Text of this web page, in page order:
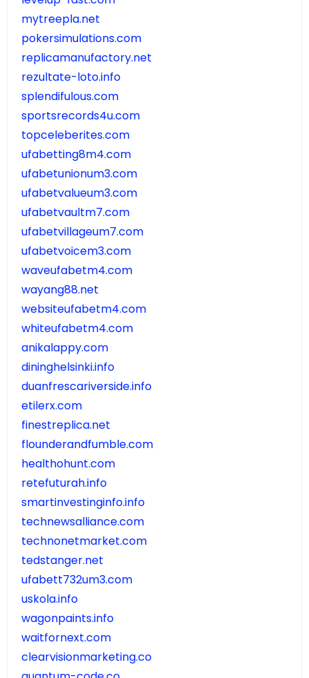
mytreepla.net
pokersimulations.com
replicamanufactory.net
rezultate-loto.info
splendifulous.com
sportsrecords4u.com
topceleberites.com
ufabetting8m4.com
ufabetunionum3.com
ufabetvalueum3.com
ufabetvaultm7.com
ufabetvillageum7.com
ufabetvoicem3.com
waveufabetm4.com
wayang88.net
websiteufabetm4.com
whiteufabetm4.com
anikalappy.com
dininghelsinki.info
duanfrescariverside.info
etilerx.com
finestreplica.net
flounderandfumble.com
healthohunt.com
retefuturah.info
smartinvestinginfo.info
technewsalliance.com
technonetmarket.com
tedstanger.net
ufabett732um3.com
uskola.info
wagonpaints.info
waitfornext.com
clearvisionmarketing.co